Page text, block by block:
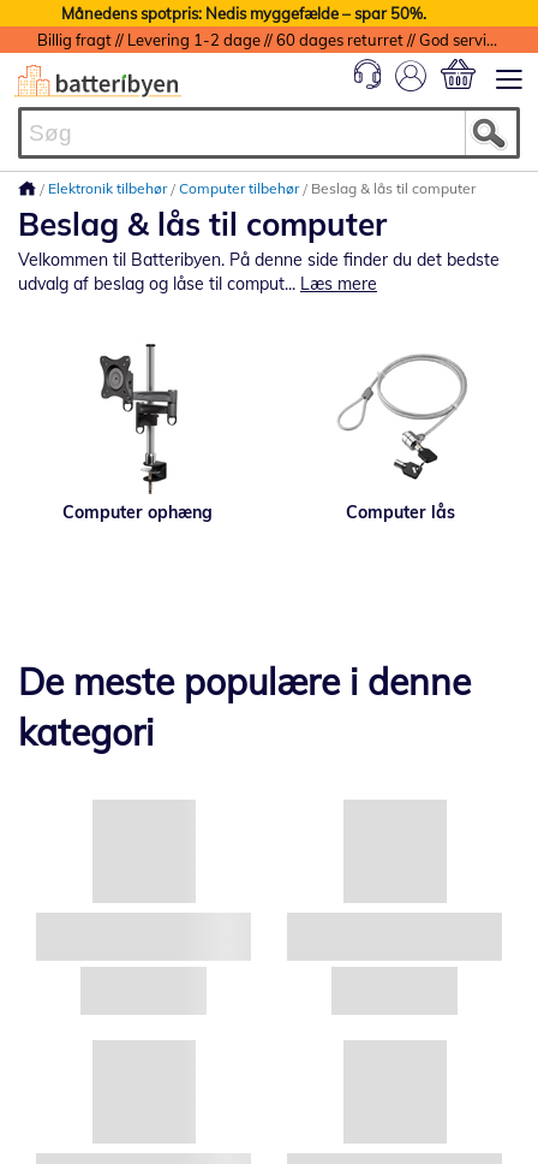
Månedens spotpris: Nedis myggefælde – spar 50%.
Billig fragt // Levering 1-2 dage // 60 dages returret // God service med garanti
Elektronik tilbehør Computer tilbehør Beslag & lås til computer
Beslag & lås til computer
Velkommen til Batteribyen. På denne side finder du det bedste
udvalg af beslag og låse til comput... Læs mere
Computer ophæng Computer lås
De meste populære i denne
kategori